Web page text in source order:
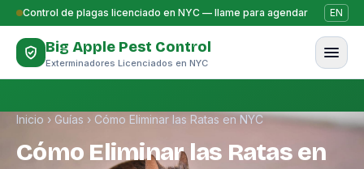
Saltar al contenido
Control de plagas licenciado en NYC — llame para agendar EN
Big Apple Pest Control
Exterminadores Licenciados en NYC
Inicio › Guías › Cómo Eliminar las Ratas en NYC
Cómo Eliminar las Ratas en